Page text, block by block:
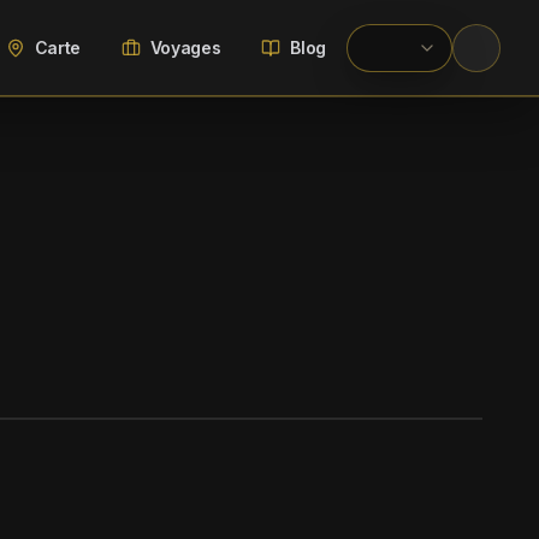
Carte Voyages Blog